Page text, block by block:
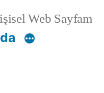
Web Sayfam